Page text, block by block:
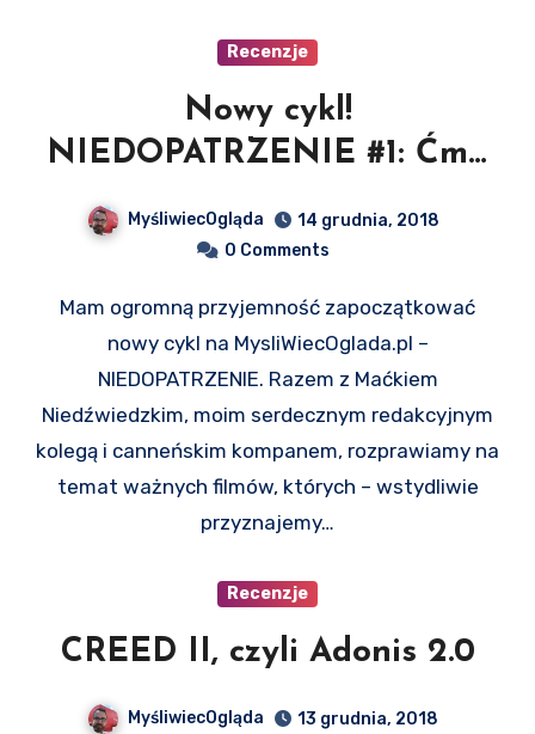
Recenzje
Nowy cykl!
NIEDOPATRZENIE #1: Ćma
MyśliwiecOgląda
14 grudnia, 2018
0 Comments
Mam ogromną przyjemność zapoczątkować
nowy cykl na MysliWiecOglada.pl –
NIEDOPATRZENIE. Razem z Maćkiem
Niedźwiedzkim, moim serdecznym redakcyjnym
kolegą i canneńskim kompanem, rozprawiamy na
temat ważnych filmów, których – wstydliwie
przyznajemy…
Recenzje
CREED II, czyli Adonis 2.0
MyśliwiecOgląda
13 grudnia, 2018